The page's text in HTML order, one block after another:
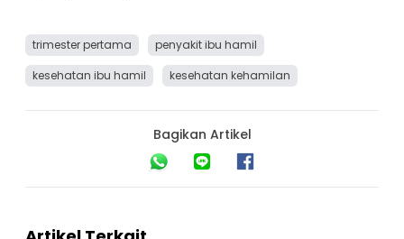
trimester pertama
penyakit ibu hamil
kesehatan ibu hamil
kesehatan kehamilan
Bagikan Artikel